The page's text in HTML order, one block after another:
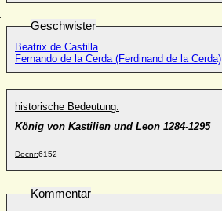
Geschwister
Beatrix de Castilla
Fernando de la Cerda (Ferdinand de la Cerda)
historische Bedeutung:
König von Kastilien und Leon 1284-1295
Docnr:6152
Kommentar